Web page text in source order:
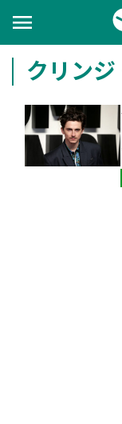
menu
クリン